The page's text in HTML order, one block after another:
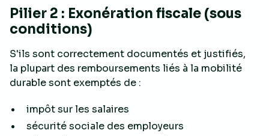
Pilier 2 : Exonération fiscale (sous
conditions)
S'ils sont correctement documentés et justifiés,
la plupart des remboursements liés à la mobilité
durable sont exemptés de :
impôt sur les salaires
sécurité sociale des employeurs